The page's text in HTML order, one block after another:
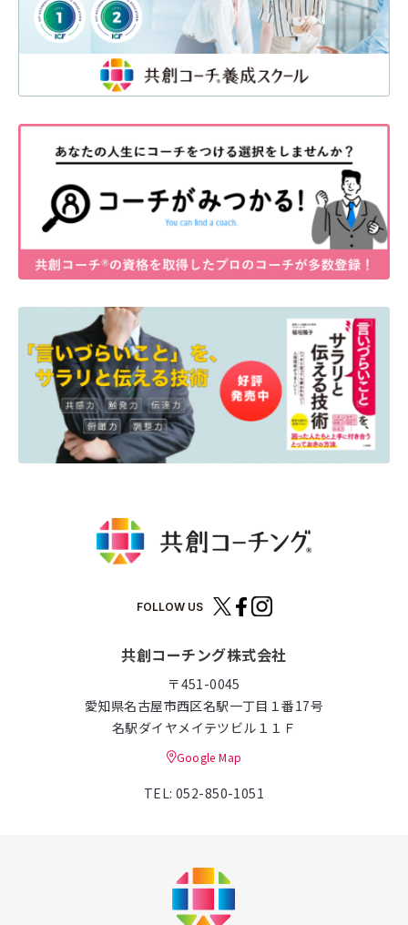
FOLLOW US
共創コーチング株式会社
〒451-0045
愛知県名古屋市西区名駅一丁目１番17号
名駅ダイヤメイテツビル１１Ｆ
Google Map
TEL: 052-850-1051